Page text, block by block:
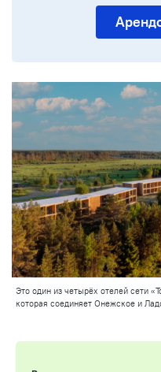
Это один из четырёх отелей сети
которая соединяет Онежское и